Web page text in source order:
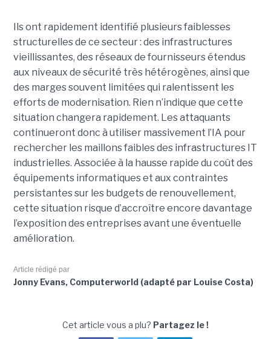
Ils ont rapidement identifié plusieurs faiblesses
structurelles de ce secteur : des infrastructures
vieillissantes, des réseaux de fournisseurs étendus
aux niveaux de sécurité très hétérogènes, ainsi que
des marges souvent limitées qui ralentissent les
efforts de modernisation. Rien n’indique que cette
situation changera rapidement. Les attaquants
continueront donc à utiliser massivement l’IA pour
rechercher les maillons faibles des infrastructures IT
industrielles. Associée à la hausse rapide du coût des
équipements informatiques et aux contraintes
persistantes sur les budgets de renouvellement,
cette situation risque d’accroître encore davantage
l’exposition des entreprises avant une éventuelle
amélioration.
Article rédigé par
Jonny Evans, Computerworld (adapté par Louise Costa)
Cet article vous a plu? Partagez le !